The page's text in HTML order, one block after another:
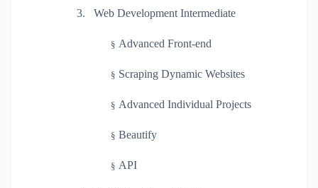
3. Web Development Intermediate
§ Advanced Front-end
§ Scraping Dynamic Websites
§ Advanced Individual Projects
§ Beautify
§ API